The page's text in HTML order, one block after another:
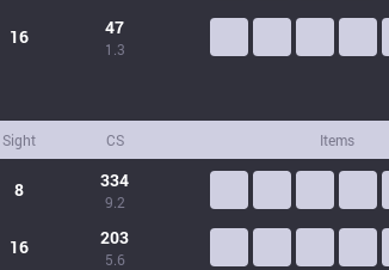
16 47
1.3
Sight CS Items
8 334
9.2
16 203
5.6